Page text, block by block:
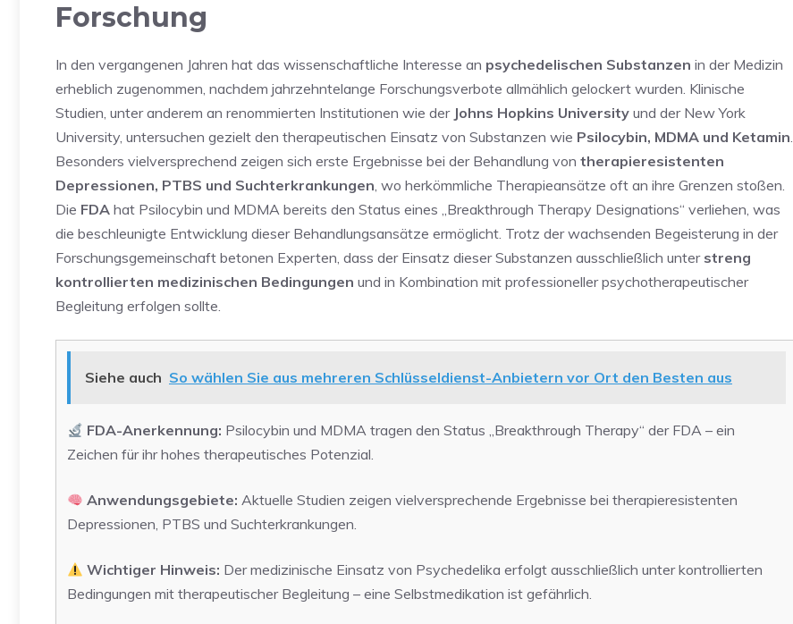
Forschung
In den vergangenen Jahren hat das wissenschaftliche Interesse an psychedelischen Substanzen in der Medizin
erheblich zugenommen, nachdem jahrzehntelange Forschungsverbote allmählich gelockert wurden. Klinische
Studien, unter anderem an renommierten Institutionen wie der Johns Hopkins University und der New York
University, untersuchen gezielt den therapeutischen Einsatz von Substanzen wie Psilocybin, MDMA und Ketamin.
Besonders vielversprechend zeigen sich erste Ergebnisse bei der Behandlung von therapieresistenten
Depressionen, PTBS und Suchterkrankungen, wo herkömmliche Therapieansätze oft an ihre Grenzen stoßen.
Die FDA hat Psilocybin und MDMA bereits den Status eines „Breakthrough Therapy Designations“ verliehen, was
die beschleunigte Entwicklung dieser Behandlungsansätze ermöglicht. Trotz der wachsenden Begeisterung in der
Forschungsgemeinschaft betonen Experten, dass der Einsatz dieser Substanzen ausschließlich unter streng
kontrollierten medizinischen Bedingungen und in Kombination mit professioneller psychotherapeutischer
Begleitung erfolgen sollte.
Siehe auch So wählen Sie aus mehreren Schlüsseldienst-Anbietern vor Ort den Besten aus
FDA-Anerkennung: Psilocybin und MDMA tragen den Status „Breakthrough Therapy“ der FDA – ein
Zeichen für ihr hohes therapeutisches Potenzial.
Anwendungsgebiete: Aktuelle Studien zeigen vielversprechende Ergebnisse bei therapieresistenten
Depressionen, PTBS und Suchterkrankungen.
Wichtiger Hinweis: Der medizinische Einsatz von Psychedelika erfolgt ausschließlich unter kontrollierten
Bedingungen mit therapeutischer Begleitung – eine Selbstmedikation ist gefährlich.